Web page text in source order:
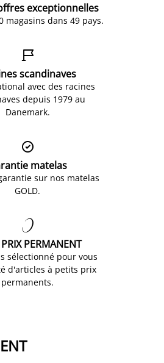
exceptionnelles
magasins dans 49 pays.

scandinaves
avec des racines
depuis 1979 au
Danemark.

matelas
sur nos matelas
GOLD.

PERMANENT
sélectionné pour vous
d'articles à petits prix
permanents.